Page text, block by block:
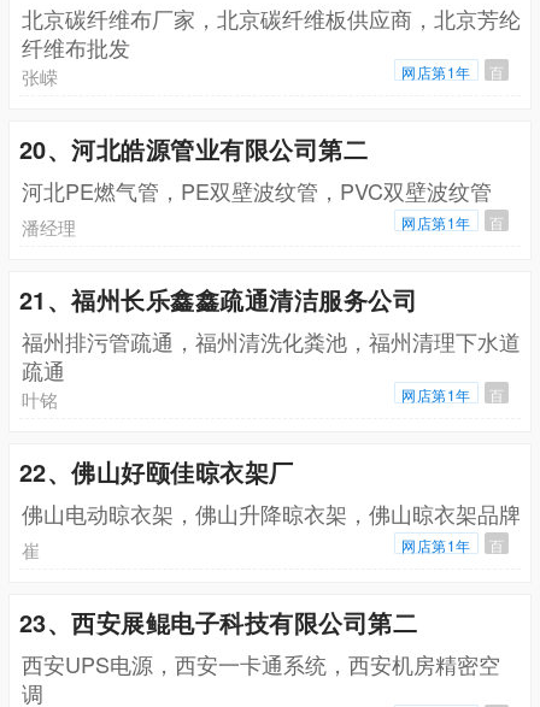
北京碳纤维布厂家，北京碳纤维板供应商，北京芳纶
纤维布批发
张嵘 网店第1年 百
20、河北皓源管业有限公司第二
河北PE燃气管，PE双壁波纹管，PVC双壁波纹管
潘经理 网店第1年 百
21、福州长乐鑫鑫疏通清洁服务公司
福州排污管疏通，福州清洗化粪池，福州清理下水道
疏通
叶铭 网店第1年 百
22、佛山好颐佳晾衣架厂
佛山电动晾衣架，佛山升降晾衣架，佛山晾衣架品牌
崔 网店第1年 百
23、西安展鲲电子科技有限公司第二
西安UPS电源，西安一卡通系统，西安机房精密空
调